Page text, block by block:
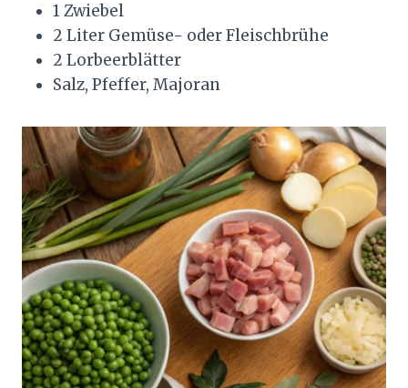
1 Zwiebel
2 Liter Gemüse- oder Fleischbrühe
2 Lorbeerblätter
Salz, Pfeffer, Majoran